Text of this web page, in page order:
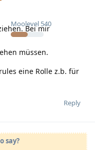
Moolevel 540
Bei mir
müssen.
eine Rolle z.b. für
Reply
say?